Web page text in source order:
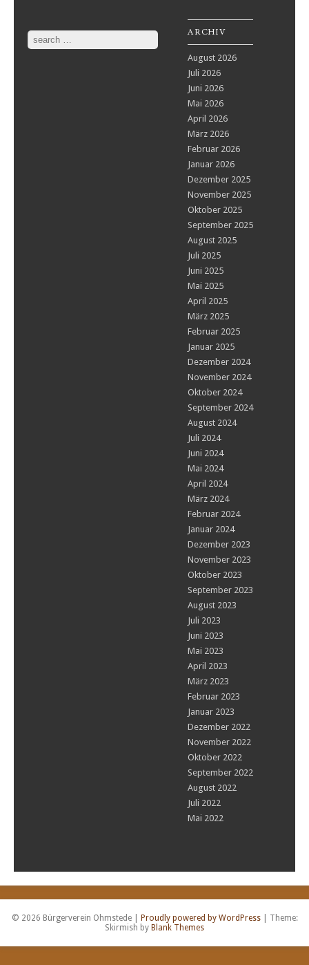
Search ARCHIV
August 2026
Juli 2026
Juni 2026
Mai 2026
April 2026
März 2026
Februar 2026
Januar 2026
Dezember 2025
November 2025
Oktober 2025
September 2025
August 2025
Juli 2025
Juni 2025
Mai 2025
April 2025
März 2025
Februar 2025
Januar 2025
Dezember 2024
November 2024
Oktober 2024
September 2024
August 2024
Juli 2024
Juni 2024
Mai 2024
April 2024
März 2024
Februar 2024
Januar 2024
Dezember 2023
November 2023
Oktober 2023
September 2023
August 2023
Juli 2023
Juni 2023
Mai 2023
April 2023
März 2023
Februar 2023
Januar 2023
Dezember 2022
November 2022
Oktober 2022
September 2022
August 2022
Juli 2022
Mai 2022
© 2026 Bürgerverein Ohmstede Proudly powered by WordPress
Theme:
Skirmish by Blank Themes